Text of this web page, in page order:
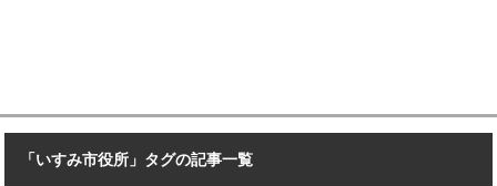
「いすみ市役所」タグの記事一覧